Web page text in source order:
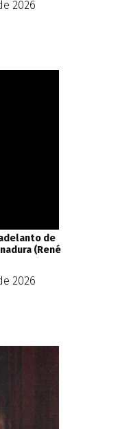
2026
de
(René
2026